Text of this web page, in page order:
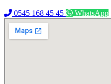
0545 168 45 45 WhatsApp